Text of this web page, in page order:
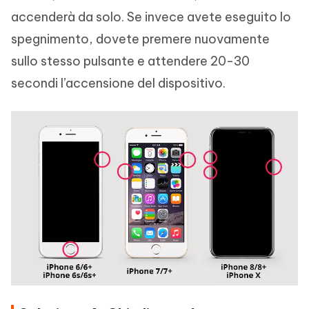
accenderà da solo. Se invece avete eseguito lo
spegnimento, dovete premere nuovamente
sullo stesso pulsante e attendere 20-30
secondi l’accensione del dispositivo.